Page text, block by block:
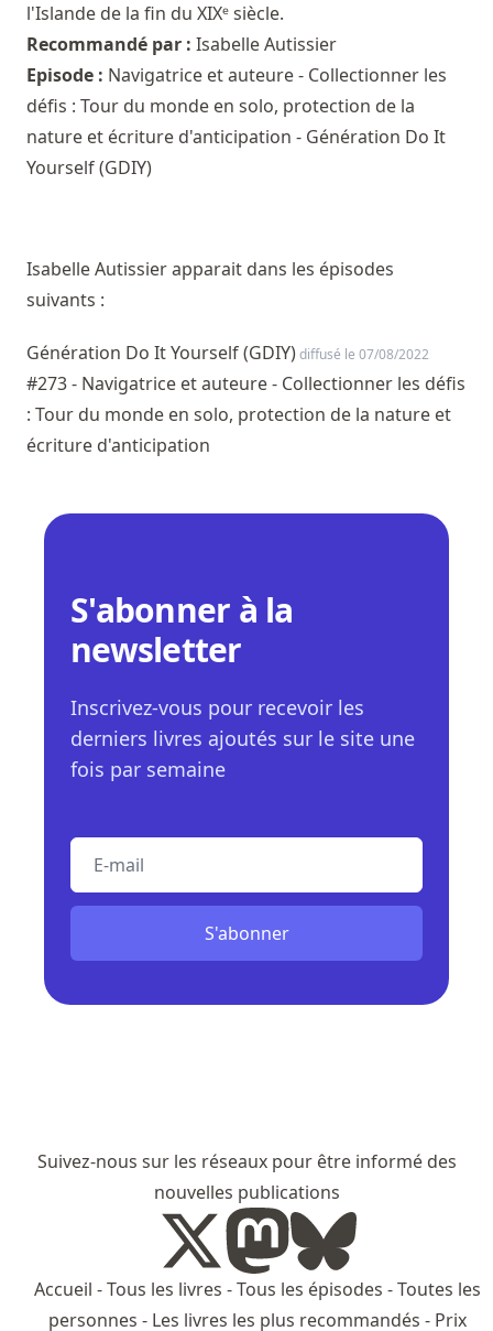
l'Islande de la fin du XIXᵉ siècle.
Recommandé par : Isabelle Autissier
Episode : Navigatrice et auteure - Collectionner les
défis : Tour du monde en solo, protection de la
nature et écriture d'anticipation - Génération Do It
Yourself (GDIY)
Isabelle Autissier apparait dans les épisodes
suivants :
Génération Do It Yourself (GDIY)diffusé le 07/08/2022
#273 - Navigatrice et auteure - Collectionner les défis
: Tour du monde en solo, protection de la nature et
écriture d'anticipation
S'abonner à la
newsletter
Inscrivez-vous pour recevoir les
derniers livres ajoutés sur le site une
fois par semaine
S'abonner
Suivez-nous sur les réseaux pour être informé des
nouvelles publications
Accueil -Tous les livres -Tous les épisodes -Toutes les
personnes - Les livres les plus recommandés - Prix